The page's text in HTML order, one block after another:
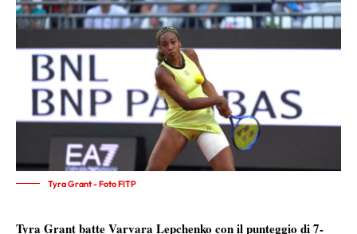
Tyra Grant - Foto FITP
Tyra Grant batte Varvara Lepchenko con il punteggio di 7-